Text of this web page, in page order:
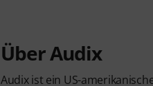
Über Audix
Audix ist ein US-